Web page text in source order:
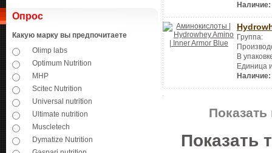
Опрос
Какую марку вы предпочитаете
Olimp labs
Optimum Nutrition
MHP
Scitec Nutrition
Universal nutrition
Ultimate nutrition
Muscletech
Dymatize Nutrition
Наличие:
Группа:
В
Единица
Наличие:
Показать